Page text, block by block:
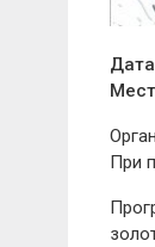
При